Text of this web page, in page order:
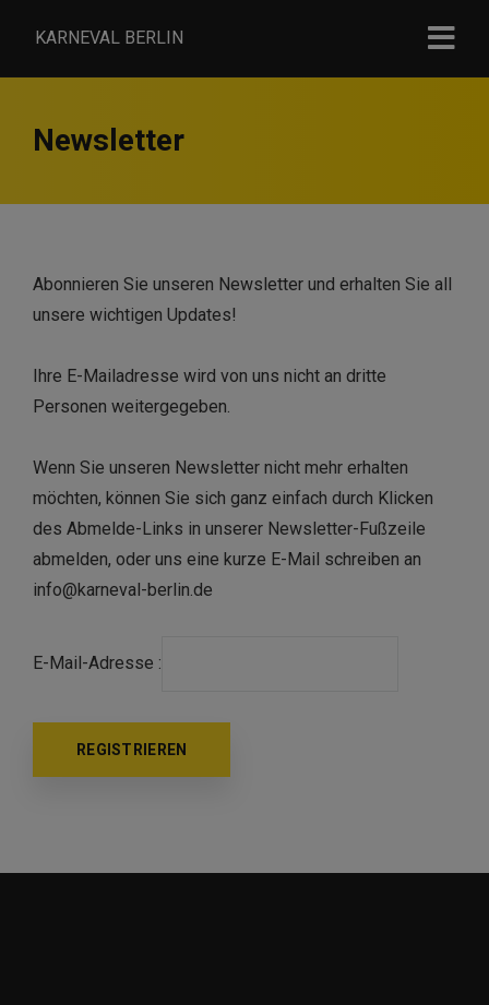
KARNEVAL BERLIN
Newsletter
Abonnieren Sie unseren Newsletter und erhalten Sie all
unsere wichtigen Updates!
Ihre E-Mailadresse wird von uns nicht an dritte
Personen weitergegeben.
Wenn Sie unseren Newsletter nicht mehr erhalten
möchten, können Sie sich ganz einfach durch Klicken
des Abmelde-Links in unserer Newsletter-Fußzeile
abmelden, oder uns eine kurze E-Mail schreiben an
info@karneval-berlin.de
E-Mail-Adresse :
REGISTRIEREN